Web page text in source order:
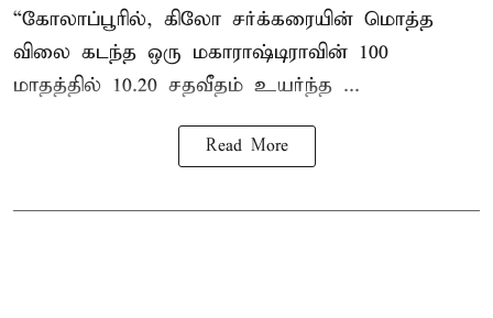
“கோலாப்பூரில், கிலோ சர்க்கரையின் மொத்த
விலை கடந்த ஒரு மகாராஷ்டிராவின் 100
மாதத்தில் 10.20 சதவீதம் உயர்ந்த ...
Read More